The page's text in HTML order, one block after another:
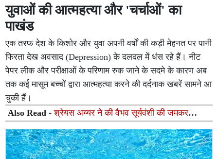
युवाओं की आत्महत्या और 'चर्चाओं' का
पाखंड
एक तरफ देश के किशोर और युवा अपनी वर्षों की कड़ी मेहनत पर पानी
फिरता देख अवसाद (Depression) के दलदल में धंस रहे हैं। नीट
पेपर लीक और परीक्षाओं के परिणाम रुक जाने के सदमे के कारण अब
तक कई मासूम बच्चों द्वारा आत्महत्या करने की दर्दनाक खबरें सामने आ
चुकी हैं।
Also Read -श्रेयस अय्यर ने की वैभव सूर्यवंशी की जमकर
तारीफ, कहा उसका आत्मविश्वास कमाल का